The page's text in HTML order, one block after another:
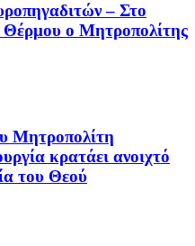
– Στο
ο Μητροπολίτης
Μητροπολίτη
κρατάει ανοιχτό
του Θεού